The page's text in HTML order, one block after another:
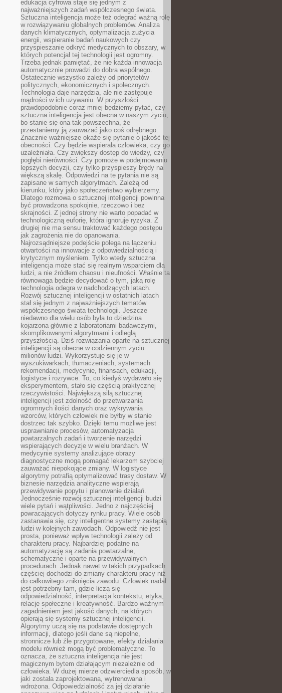
edukacja cyfrowa staje się jednym z
najważniejszych zadań współczesnego świata.
Sztuczna inteligencja może też odegrać ważną rolę
w rozwiązywaniu globalnych problemów. Analiza
danych klimatycznych, optymalizacja zużycia
energii, wspieranie badań naukowych czy
przyspieszanie odkryć medycznych to obszary, w
których potencjał tej technologii jest ogromny.
Trzeba jednak pamiętać, że nie każda innowacja
automatycznie prowadzi do dobra wspólnego.
Ostatecznie wszystko zależy od priorytetów
politycznych, ekonomicznych i społecznych.
Technologia daje narzędzia, ale nie zastępuje
mądrości w ich używaniu. W przyszłości
prawdopodobnie coraz mniej będziemy pytać, czy
sztuczna inteligencja jest obecna w naszym życiu,
bo stanie się ona tak powszechna, że
przestaniemy ją zauważać jako coś odrębnego.
Znacznie ważniejsze okaże się pytanie o jakość tej
obecności. Czy będzie wspierała człowieka, czy go
uzależniała. Czy zwiększy dostęp do wiedzy, czy
pogłębi nierówności. Czy pomoże w podejmowaniu
lepszych decyzji, czy tylko przyspieszy błędy na
większą skalę. Odpowiedzi na te pytania nie są
zapisane w samych algorytmach. Zależą od
kierunku, który jako społeczeństwo wybierzemy.
Dlatego rozmowa o sztucznej inteligencji powinna
być prowadzona spokojnie, rzeczowo i bez
skrajności. Z jednej strony nie warto popadać w
technologiczną euforię, która ignoruje ryzyka. Z
drugiej nie ma sensu traktować każdego postępu
jak zagrożenia nie do opanowania.
Najrozsądniejsze podejście polega na łączeniu
otwartości na innowacje z odpowiedzialnością i
krytycznym myśleniem. Tylko wtedy sztuczna
inteligencja może stać się realnym wsparciem dla
ludzi, a nie źródłem chaosu i nieufności. Właśnie ta
równowaga będzie decydować o tym, jaką rolę
technologia odegra w nadchodzących latach.
Rozwój sztucznej inteligencji w ostatnich latach
stał się jednym z najważniejszych tematów
współczesnego świata technologii. Jeszcze
niedawno dla wielu osób była to dziedzina
kojarzona głównie z laboratoriami badawczymi,
skomplikowanymi algorytmami i odległą
przyszłością. Dziś rozwiązania oparte na sztucznej
inteligencji są obecne w codziennym życiu
milionów ludzi. Wykorzystuje się je w
wyszukiwarkach, tłumaczeniach, systemach
rekomendacji, medycynie, finansach, edukacji,
logistyce i rozrywce. To, co kiedyś wydawało się
eksperymentem, stało się częścią praktycznej
rzeczywistości. Największą siłą sztucznej
inteligencji jest zdolność do przetwarzania
ogromnych ilości danych oraz wykrywania
wzorców, których człowiek nie byłby w stanie
dostrzec tak szybko. Dzięki temu możliwe jest
usprawnianie procesów, automatyzacja
powtarzalnych zadań i tworzenie narzędzi
wspierających decyzje w wielu branżach. W
medycynie systemy analizujące obrazy
diagnostyczne mogą pomagać lekarzom szybciej
zauważać niepokojące zmiany. W logistyce
algorytmy potrafią optymalizować trasy dostaw. W
biznesie narzędzia analityczne wspierają
przewidywanie popytu i planowanie działań.
Jednocześnie rozwój sztucznej inteligencji budzi
wiele pytań i wątpliwości. Jedno z najczęściej
powracających dotyczy rynku pracy. Wiele osób
zastanawia się, czy inteligentne systemy zastąpią
ludzi w kolejnych zawodach. Odpowiedź nie jest
prosta, ponieważ wpływ technologii zależy od
charakteru pracy. Najbardziej podatne na
automatyzację są zadania powtarzalne,
schematyczne i oparte na przewidywalnych
procedurach. Jednak nawet w takich przypadkach
częściej dochodzi do zmiany charakteru pracy niż
do całkowitego zniknięcia zawodu. Człowiek nadal
jest potrzebny tam, gdzie liczą się
odpowiedzialność, interpretacja kontekstu, etyka,
relacje społeczne i kreatywność. Bardzo ważnym
zagadnieniem jest jakość danych, na których
opierają się systemy sztucznej inteligencji.
Algorytmy uczą się na podstawie dostępnych
informacji, dlatego jeśli dane są niepełne,
stronnicze lub źle przygotowane, efekty działania
modelu również mogą być problematyczne. To
oznacza, że sztuczna inteligencja nie jest
magicznym bytem działającym niezależnie od
człowieka. W dużej mierze odzwierciedla sposób, w
jaki została zaprojektowana, wytrenowana i
wdrożona. Odpowiedzialność za jej działanie